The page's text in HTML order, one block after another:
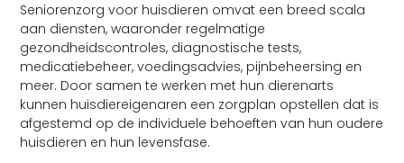
Seniorenzorg voor huisdieren omvat een breed scala
aan diensten, waaronder regelmatige
gezondheidscontroles, diagnostische tests,
medicatiebeheer, voedingsadvies, pijnbeheersing en
meer. Door samen te werken met hun dierenarts
kunnen huisdiereigenaren een zorgplan opstellen dat is
afgestemd op de individuele behoeften van hun oudere
huisdieren en hun levensfase.